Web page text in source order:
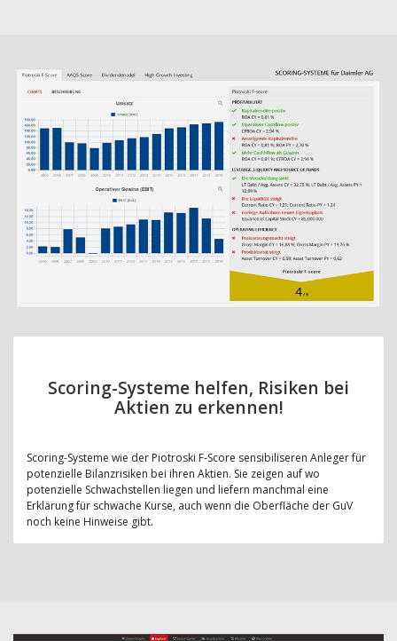
Scoring-Systeme helfen, Risiken bei
Aktien zu erkennen!
Scoring-Systeme wie der Piotroski F-Score sensibiliseren Anleger für
potenzielle Bilanzrisiken bei ihren Aktien. Sie zeigen auf wo
potenzielle Schwachstellen liegen und liefern manchmal eine
Erklärung für schwache Kurse, auch wenn die Oberfläche der GuV
noch keine Hinweise gibt.